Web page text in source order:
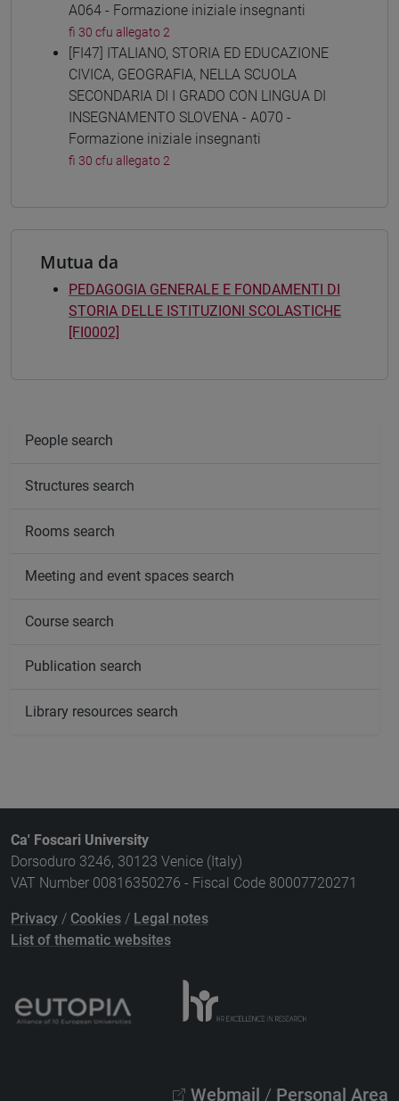
A064 - Formazione iniziale insegnanti
fi 30 cfu allegato 2
[FI47] ITALIANO, STORIA ED EDUCAZIONE
CIVICA, GEOGRAFIA, NELLA SCUOLA
SECONDARIA DI I GRADO CON LINGUA DI
INSEGNAMENTO SLOVENA - A070 -
Formazione iniziale insegnanti
fi 30 cfu allegato 2
Mutua da
PEDAGOGIA GENERALE E FONDAMENTI DI
STORIA DELLE ISTITUZIONI SCOLASTICHE
[FI0002]
People search
Structures search
Rooms search
Meeting and event spaces search
Course search
Publication search
Library resources search
Ca' Foscari University
Dorsoduro 3246, 30123 Venice (Italy)
VAT Number 00816350276 - Fiscal Code 80007720271
Privacy / Cookies / Legal notes
List of thematic websites
Webmail / Personal Area